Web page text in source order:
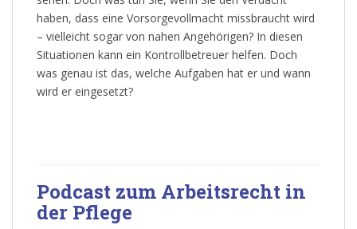
haben, dass eine Vorsorgevollmacht missbraucht wird
– vielleicht sogar von nahen Angehörigen? In diesen
Situationen kann ein Kontrollbetreuer helfen. Doch
was genau ist das, welche Aufgaben hat er und wann
wird er eingesetzt?
Podcast zum Arbeitsrecht in
der Pflege